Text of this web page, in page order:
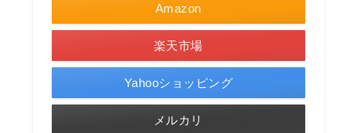
Amazon
楽天市場
Yahooショッピング
メルカリ